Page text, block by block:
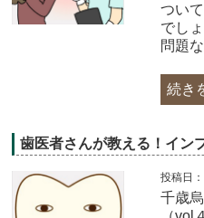
つい
でし
問題
続き
歯医者さんが教える！イン
投稿日
千歳